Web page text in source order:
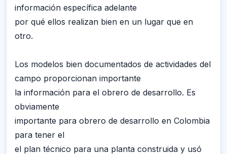
información específica adelante
por qué ellos realizan bien en un lugar que en
otro.
Los modelos bien documentados de actividades del
campo proporcionan importante
la información para el obrero de desarrollo. Es
obviamente
importante para obrero de desarrollo en Colombia
para tener el
el plan técnico para una planta construida y usó